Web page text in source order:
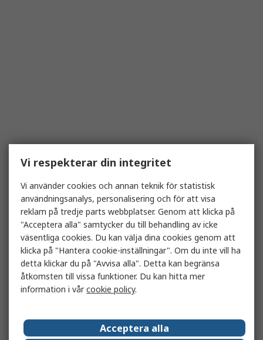
Vi respekterar din integritet
Vi använder cookies och annan teknik för statistisk
användningsanalys, personalisering och för att visa
reklam på tredje parts webbplatser. Genom att klicka på
"Acceptera alla" samtycker du till behandling av icke
väsentliga cookies. Du kan välja dina cookies genom att
klicka på "Hantera cookie-inställningar". Om du inte vill ha
detta klickar du på "Avvisa alla". Detta kan begränsa
åtkomsten till vissa funktioner. Du kan hitta mer
information i vårcookie policy.
Acceptera alla